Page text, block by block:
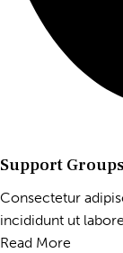
Support Groups
Consectetur
incididunt ut labore.
Read More